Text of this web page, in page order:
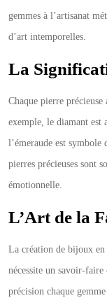
gemmes à l’artisanat
d’art intemporelles.
La
Chaque pierre
exemple, le diamant est
l’émeraude est
pierres précieuses sont
émotionnelle.
L’Art de la
La création de bijoux en
nécessite un savoir-
précision chaque